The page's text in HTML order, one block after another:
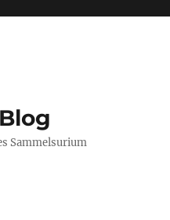
Sammelsurium